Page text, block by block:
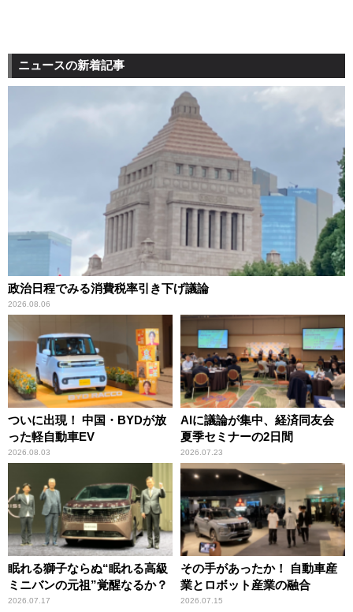
ニュースの新着記事
政治日程でみる消費税率引き下げ議論
2026.08.06
ついに出現！ 中国・BYDが放
った軽自動車EV
2026.08.03
AIに議論が集中、経済同友会
夏季セミナーの2日間
2026.07.23
眠れる獅子ならぬ“眠れる高級
ミニバンの元祖”覚醒なるか？
2026.07.17
その手があったか！ 自動車産
業とロボット産業の融合
2026.07.15